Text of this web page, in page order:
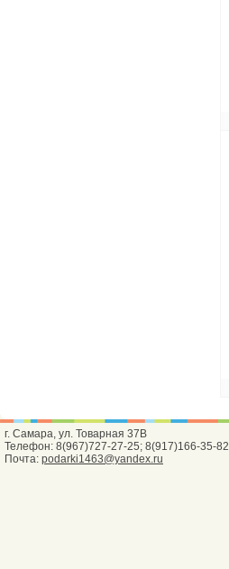
г. Самара, ул. Товарная 37В
Телефон: 8(967)727-27-25; 8(917)166-35-82
Почта: podarki1463@yandex.ru